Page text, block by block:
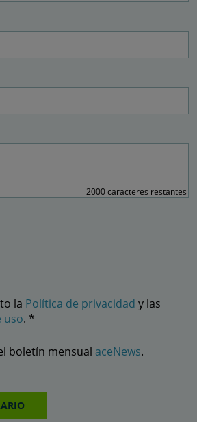
2000caracteres restantes
la Política de privacidad y las
uso. *
boletín mensual aceNews.